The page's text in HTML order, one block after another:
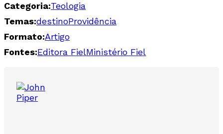
Categoria:Teologia
Temas:destinoProvidência
Formato:Artigo
Fontes:Editora FielMinistério Fiel